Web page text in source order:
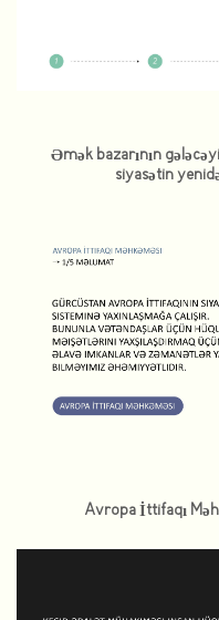
Əmək bazarının
siyasətin
Avropa İttifaqı